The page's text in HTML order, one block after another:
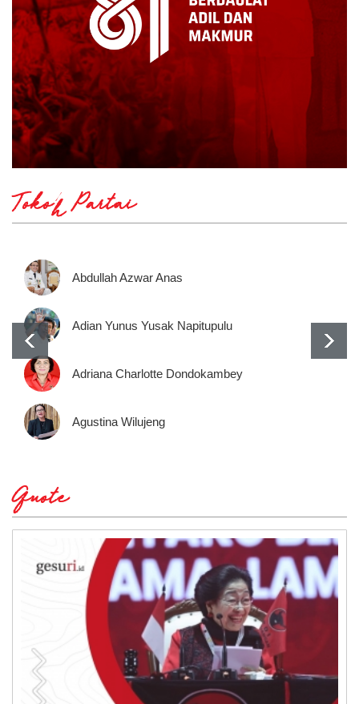
Tokoh Partai
Abdullah Azwar Anas
Adian Yunus Yusak Napitupulu
Adriana Charlotte Dondokambey
Agustina Wilujeng
Quote